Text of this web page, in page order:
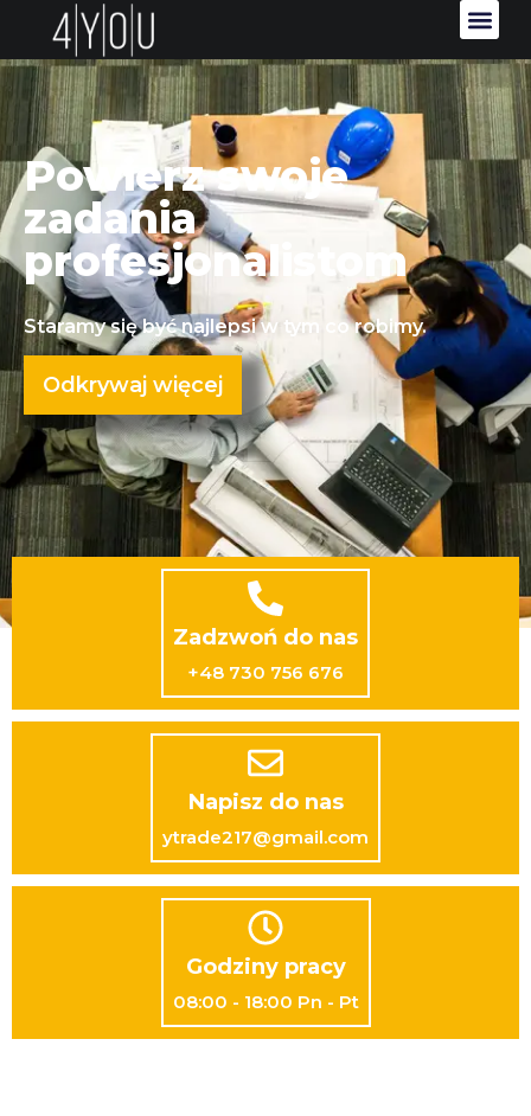
Powierz swoje
zadania
profesjonalistom
Staramy się być najlepsi w tym co robimy.
Odkrywaj więcej
Zadzwoń do nas
+48 730 756 676
Napisz do nas
ytrade217@gmail.com
Godziny pracy
08:00 - 18:00 Pn - Pt